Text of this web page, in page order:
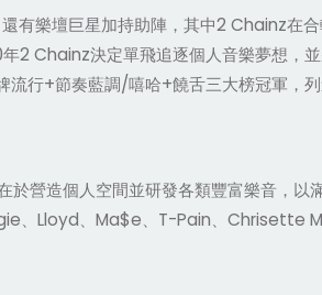
樂壇巨星加持助陣，其中2 Chainz在
2 Chainz決定單飛追逐個人音樂夢想，
行+節奏藍調/嘻哈+饒舌三大榜冠軍，
營造個人空間並研發各類豐富樂音，以
、Lloyd、Ma$e、T-Pain、Chrisette